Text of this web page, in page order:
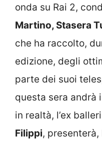
onda su Rai 2,
Martino, Stasera
che ha raccolto,
edizione, degli
parte dei suoi
questa sera andrà
in realtà, l’ex
Filippi,